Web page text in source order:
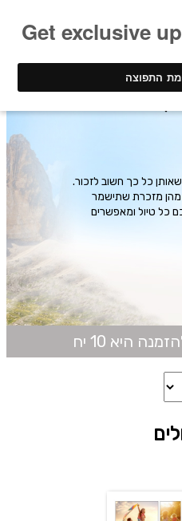
כל כך חשוב לזכור.
מהן מזכרת שתישמר
כל טיול ומאפשרים
היא 10 יח